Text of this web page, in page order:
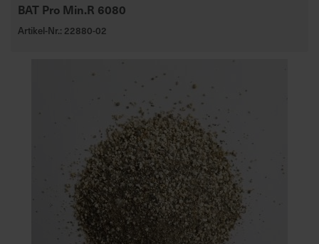
BAT Pro Min.R 6080
Artikel-Nr.: 22880-02